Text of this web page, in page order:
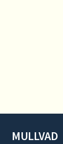
MULLVAD